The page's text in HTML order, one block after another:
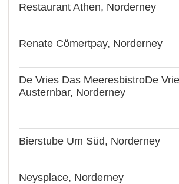
Restaurant Athen, Norderney
Renate Cömertpay, Norderney
De Vries Das MeeresbistroDe
Austernbar, Norderney
Bierstube Um Süd, Norderney
Neysplace, Norderney